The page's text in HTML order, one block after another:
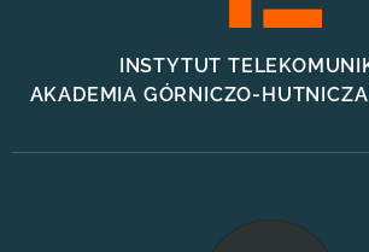
INSTYTUT
AKADEMIA GÓRNICZO-